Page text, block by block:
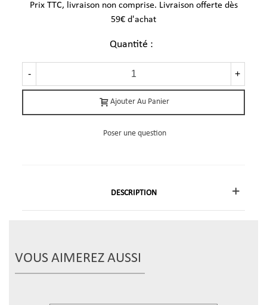
Prix TTC, livraison non comprise. Livraison offerte dès
59€ d'achat
Quantité :
- +
Ajouter Au Panier
Poser une question
DESCRIPTION
VOUS AIMEREZ AUSSI